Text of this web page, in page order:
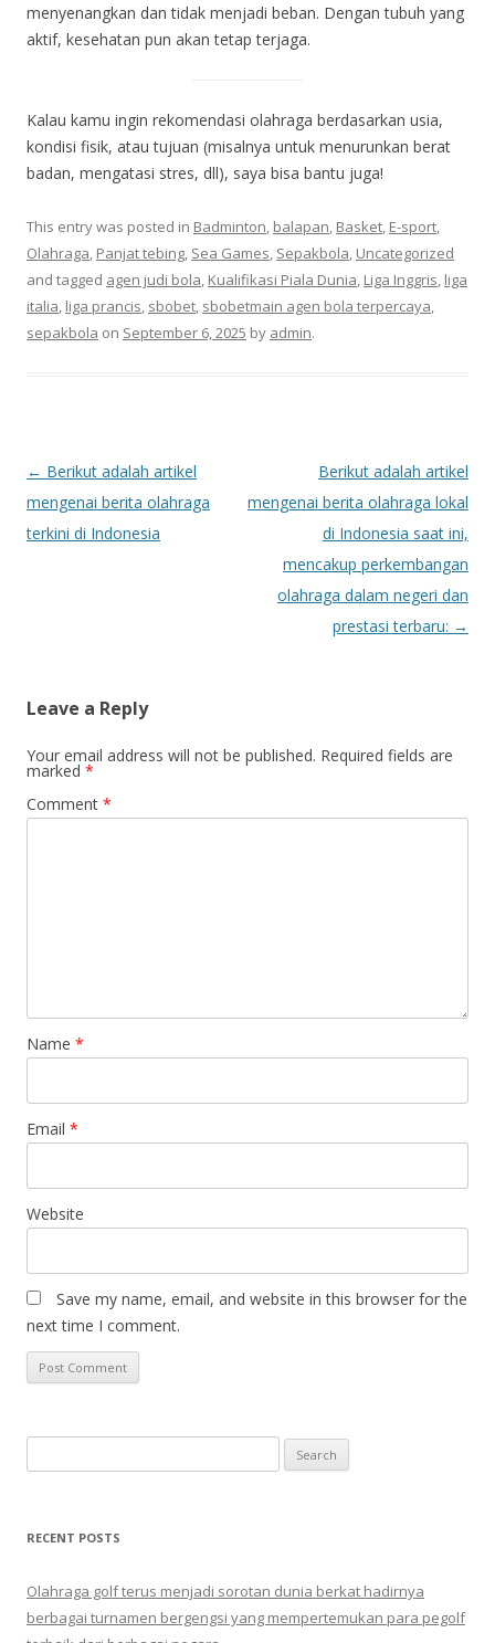
menyenangkan dan tidak menjadi beban. Dengan tubuh yang
aktif, kesehatan pun akan tetap terjaga.
Kalau kamu ingin rekomendasi olahraga berdasarkan usia,
kondisi fisik, atau tujuan (misalnya untuk menurunkan berat
badan, mengatasi stres, dll), saya bisa bantu juga!
This entry was posted in Badminton, balapan, Basket, E-sport,
Olahraga, Panjat tebing, Sea Games, Sepakbola, Uncategorized
and tagged agen judi bola, Kualifikasi Piala Dunia, Liga Inggris, liga
italia, liga prancis, sbobet, sbobetmain agen bola terpercaya,
sepakbola on September 6, 2025 by admin.
P
o
s
g
a
t
i
← Berikut adalah artikel
mengenai berita olahraga
terkini di Indonesia
Berikut adalah artikel
mengenai berita olahraga lokal
di Indonesia saat ini,
mencakup perkembangan
olahraga dalam negeri dan
prestasi terbaru: →
Leave a Reply
Your email address will not be published. Required fields are
marked *
Comment *
Name *
Email *
Website
Save my name, email, and website in this browser for the
next time I comment.
for:
RECENT POSTS
Olahraga golf terus menjadi sorotan dunia berkat hadirnya
berbagai turnamen bergengsi yang mempertemukan para pegolf